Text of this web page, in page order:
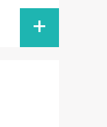
+